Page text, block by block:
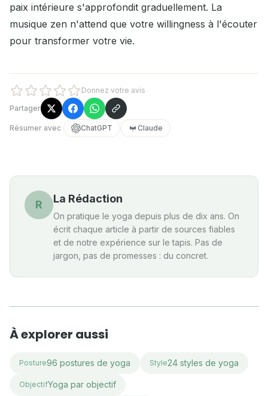
paix intérieure s'approfondit graduellement. La
musique zen n'attend que votre willingness à l'écouter
pour transformer votre vie.
Donnez votre avis
Partager
Résumer avec ChatGPT Claude
R La Rédaction
On pratique le yoga depuis plus de dix ans. On
écrit chaque article à partir de sources fiables
et de notre expérience sur le tapis. Pas de
jargon, pas de promesses : du concret.
À explorer aussi
Posture96 postures de yoga Style24 styles de yoga
ObjectifYoga par objectif